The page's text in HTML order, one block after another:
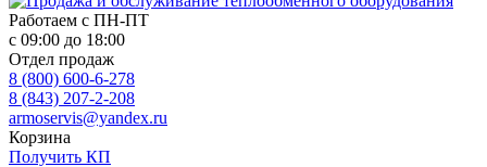
Работаем с ПН-ПТ
с 09:00 до 18:00
Отдел продаж
8 (800) 600-6-278
8 (843) 207-2-208
armoservis@yandex.ru
Корзина
Получить КП